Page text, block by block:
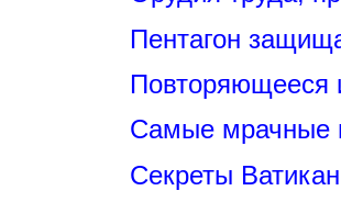
Пентагон
Повторяющееся
Самые мрачные
Секреты